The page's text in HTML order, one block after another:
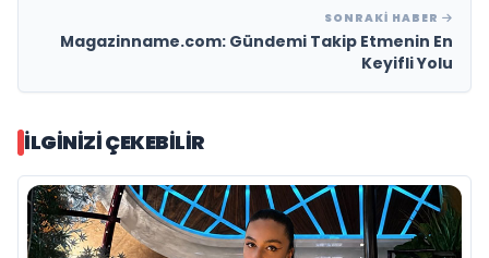
SONRAKI HABER
Magazinname.com: Gündemi Takip Etmenin En
Keyifli Yolu
İLGINIZI ÇEKEBILIR